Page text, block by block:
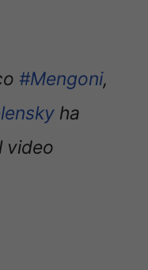
#Mengoni,
ha
video